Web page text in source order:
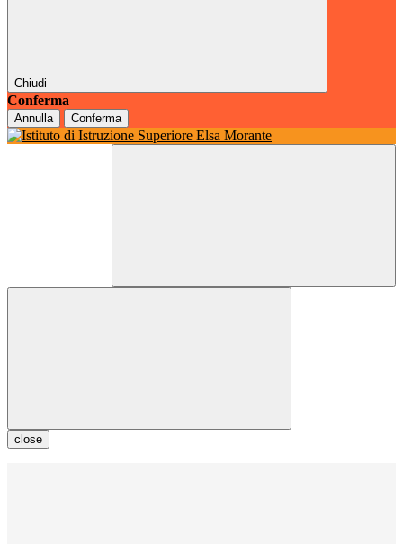
Chiudi
Conferma
Annulla Conferma
close